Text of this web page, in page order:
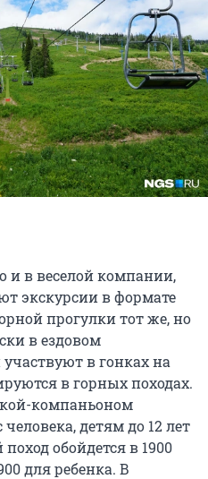
и в веселой компании,
экскурсии в формате
прогулки тот же, но
в ездовом
в гонках на
в горных походах.
компаньоном
человека, детям до 12 лет
обойдется в 1900
для ребенка. В